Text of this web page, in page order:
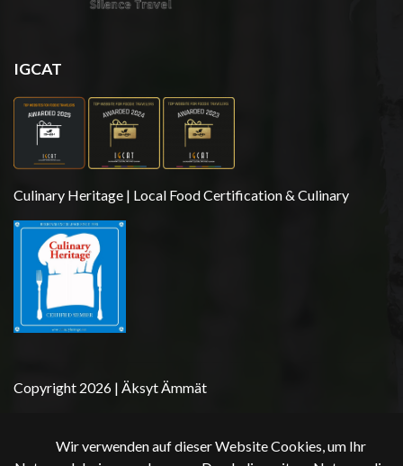
Wir verwenden auf dieser Website Cookies, um Ihr
IGCAT
Culinary Heritage | Local Food Certification & Culinary
Copyright 2026 | Äksyt Ämmät